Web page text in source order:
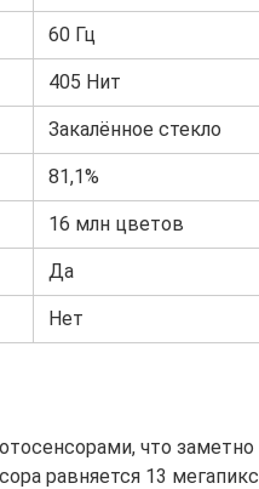
60 Гц
405 Нит
Закалённое стекло
81,1%
16 млн цветов
Да
Нет
что
равняется 13